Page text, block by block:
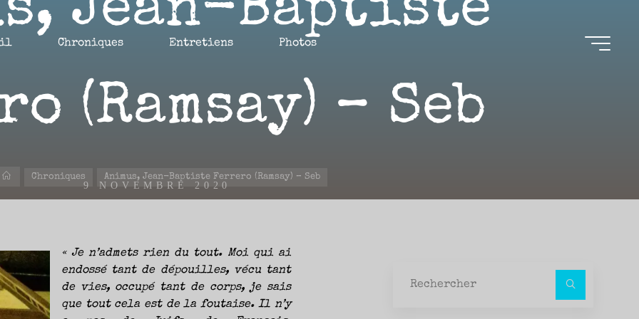
Chroniques Entretiens Photos
Jean-Baptiste
(Ramsay) – Seb
9 NOVEMBRE 2020
Nicolas
AccueilChroniques Animus, Jean-Baptiste Ferrero (Ramsay) – Seb
« Je n’admets rien du tout. Moi qui ai
endossé tant de dépouilles, vécu tant
de vies, occupé tant de corps, je sais
que tout cela est de la foutaise. Il n’y